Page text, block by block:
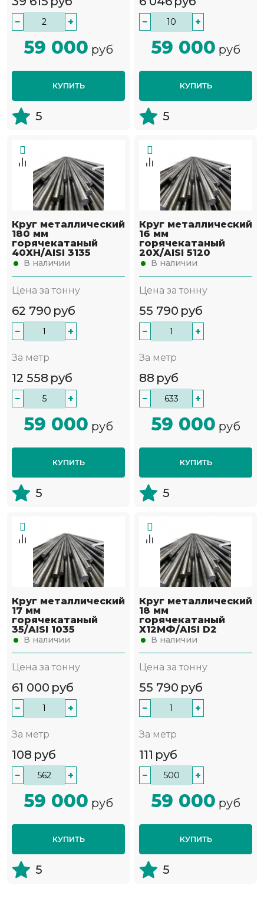
− +
59 000 руб
КУПИТЬ
5
− +
59 000 руб
КУПИТЬ
5
Круг металлический
180 мм
горячекатаный
40ХН/AISI 3135
В наличии
Цена за тонну
62 790 руб
− +
За метр
12 558 руб
− +
59 000 руб
КУПИТЬ
5
Круг металлический
16 мм
горячекатаный
20Х/AISI 5120
В наличии
Цена за тонну
55 790 руб
− +
За метр
88 руб
− +
59 000 руб
КУПИТЬ
5
Круг металлический
17 мм
горячекатаный
35/AISI 1035
В наличии
Цена за тонну
61 000 руб
− +
За метр
108 руб
− +
59 000 руб
КУПИТЬ
5
Круг металлический
18 мм
горячекатаный
Х12МФ/AISI D2
В наличии
Цена за тонну
55 790 руб
− +
За метр
111 руб
− +
59 000 руб
КУПИТЬ
5